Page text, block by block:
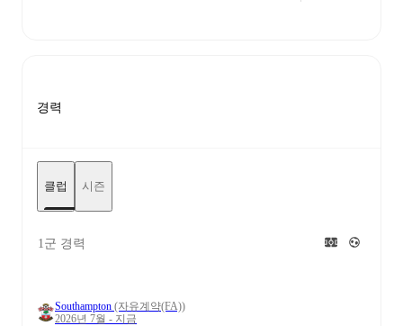
경력
클럽 시즌
1군 경력
Southampton (자유계약(FA))
2026년 7월 - 지금